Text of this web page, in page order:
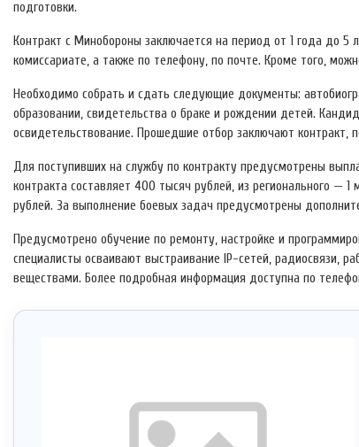
подготовки.
Контракт с Минобороны заключается на период от 1 года до
комиссариате, а также по телефону, по почте. Кроме того,
Необходимо собрать и сдать следующие документы:
образовании, свидетельства о браке и рождении детей.
освидетельствование. Прошедшие отбор заключают
Для поступивших на службу по контракту предусмотрены
контракта составляет 400 тысяч рублей, из регионального —
рублей. За выполнение боевых задач предусмотрены
Предусмотрено обучение по ремонту, настройке и
специалисты осваивают выстраивание IP-сетей, радиосвязи,
веществами. Более подробная информация доступна по